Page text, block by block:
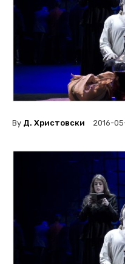
By Д. Христовски 2016-